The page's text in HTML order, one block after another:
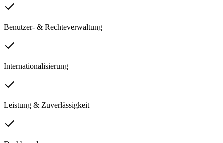
Benutzer- & Rechteverwaltung
Internationalisierung
Leistung & Zuverlässigkeit